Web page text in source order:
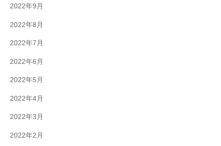
2022年9月
2022年8月
2022年7月
2022年6月
2022年5月
2022年4月
2022年3月
2022年2月